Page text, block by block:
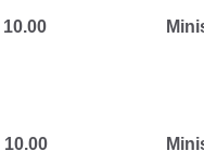
10.00